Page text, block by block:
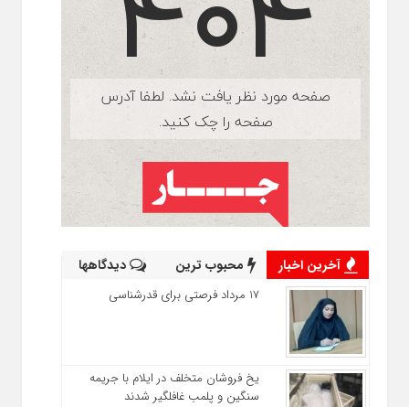
آخرین اخبار محبوب ترین دیدگاهها
17 مرداد فرصتی برای قدرشناسی
یخ‌ فروشان متخلف در ایلام با جریمه
سنگین و پلمب غافلگیر شدند